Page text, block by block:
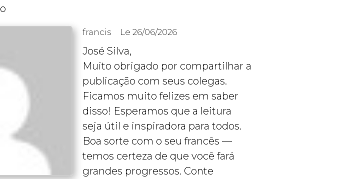
francis Le 26/06/2026
José Silva,
Muito obrigado por compartilhar a
publicação com seus colegas.
Ficamos muito felizes em saber
disso! Esperamos que a leitura
seja útil e inspiradora para todos.
Boa sorte com o seu francês —
temos certeza de que você fará
grandes progressos. Conte